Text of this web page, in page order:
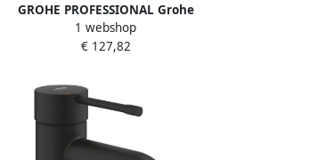
GROHE PROFESSIONAL Grohe
Eurosmart L-Size wastafelmengkraan
hoog met ketting chroom
1 webshop
€ 127,82